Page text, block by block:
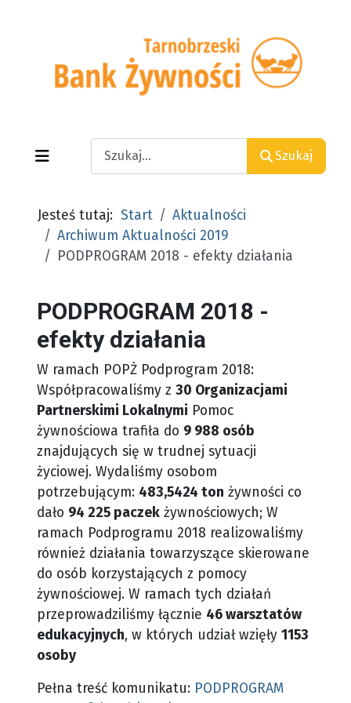
Search
Szukaj
Jesteś tutaj: Start
Aktualności
Archiwum Aktualności 2019
PODPROGRAM 2018 - efekty działania
PODPROGRAM 2018 -
efekty działania
W ramach POPŻ Podprogram 2018:
Współpracowaliśmy z 30 Organizacjami
Partnerskimi Lokalnymi Pomoc
żywnościowa trafiła do 9 988 osób
znajdujących się w trudnej sytuacji
życiowej. Wydaliśmy osobom
potrzebującym: 483,5424 ton żywności co
dało 94 225 paczek żywnościowych; W
ramach Podprogramu 2018 realizowaliśmy
również działania towarzyszące skierowane
do osób korzystających z pomocy
żywnościowej. W ramach tych działań
przeprowadziliśmy łącznie 46 warsztatów
edukacyjnych, w których udział wzięły 1153
osoby
Pełna treść komunikatu: PODPROGRAM